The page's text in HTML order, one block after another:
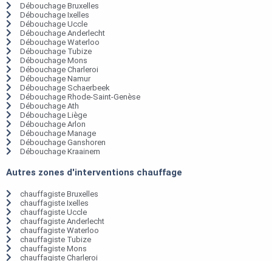
Débouchage Bruxelles
Débouchage Ixelles
Débouchage Uccle
Débouchage Anderlecht
Débouchage Waterloo
Débouchage Tubize
Débouchage Mons
Débouchage Charleroi
Débouchage Namur
Débouchage Schaerbeek
Débouchage Rhode-Saint-Genèse
Débouchage Ath
Débouchage Liège
Débouchage Arlon
Débouchage Manage
Débouchage Ganshoren
Débouchage Kraainem
Autres zones d'interventions chauffage
chauffagiste Bruxelles
chauffagiste Ixelles
chauffagiste Uccle
chauffagiste Anderlecht
chauffagiste Waterloo
chauffagiste Tubize
chauffagiste Mons
chauffagiste Charleroi